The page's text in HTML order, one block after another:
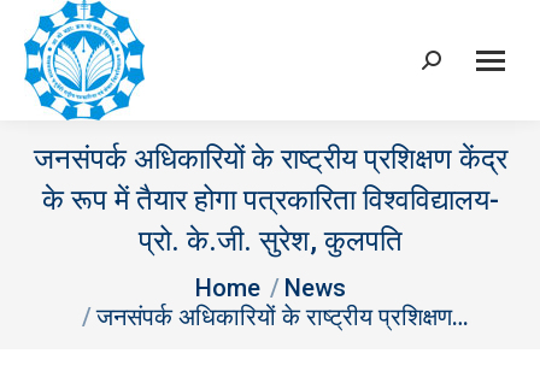
Search:
जनसंपर्क अधिकारियों के राष्ट्रीय प्रशिक्षण केंद्र
के रूप में तैयार होगा पत्रकारिता विश्वविद्यालय-
प्रो. के.जी. सुरेश, कुलपति
Home
News
जनसंपर्क अधिकारियों के राष्ट्रीय प्रशिक्षण…